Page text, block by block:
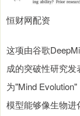
恒财网配资
这项由谷歌
成的突破性研究发
为"Mind
模型能够像生物进